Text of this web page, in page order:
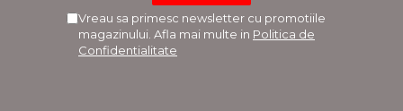
Vreau sa primesc newsletter cu promotiile
magazinului. Afla mai multe in Politica de
Confidentialitate